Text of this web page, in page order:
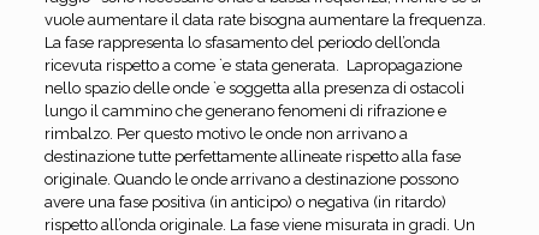
vuole aumentare il data rate bisogna aumentare la frequenza.
La fase rappresenta lo sfasamento del periodo dell’onda
ricevuta rispetto a come `e stata generata. Lapropagazione
nello spazio delle onde `e soggetta alla presenza di ostacoli
lungo il cammino che generano fenomeni di rifrazione e
rimbalzo. Per questo motivo le onde non arrivano a
destinazione tutte perfettamente allineate rispetto alla fase
originale. Quando le onde arrivano a destinazione possono
avere una fase positiva (in anticipo) o negativa (in ritardo)
rispetto all’onda originale. La fase viene misurata in gradi. Un